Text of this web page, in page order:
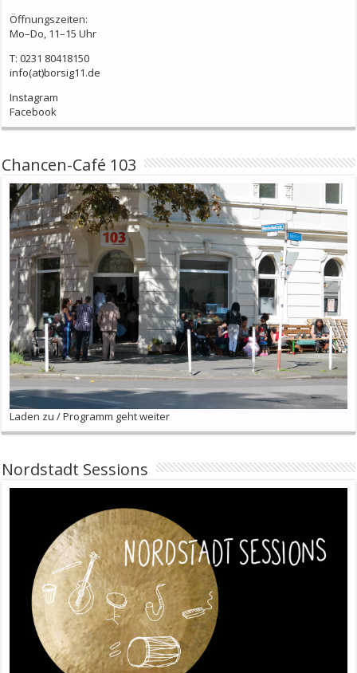
Öffnungszeiten:
Mo–Do, 11–15 Uhr
T: 0231 80418150
info(at)borsig11.de
Instagram
Facebook
Chancen-Café 103
Laden zu / Programm geht weiter
Nordstadt Sessions